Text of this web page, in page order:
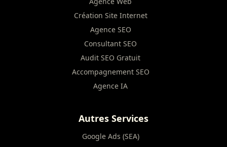
Création Site Internet
Agence SEO
Consultant SEO
Audit SEO Gratuit
Accompagnement SEO
Agence IA
Autres Services
Google Ads (SEA)